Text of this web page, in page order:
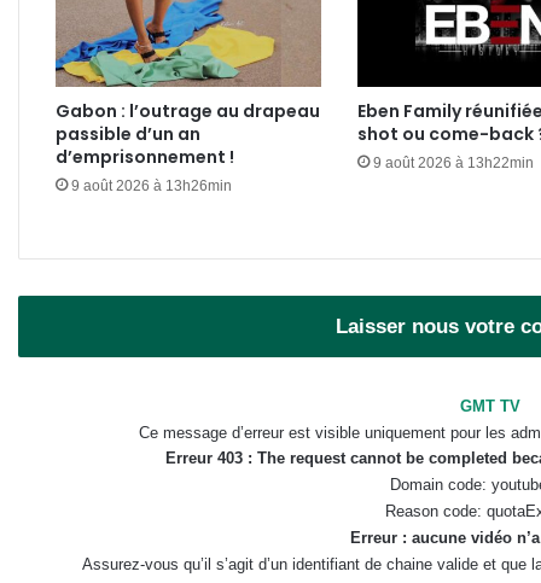
Gabon : l’outrage au drapeau
passible d’un an
d’emprisonnement !
9 août 2026 à 13h26min
Eben Family
shot ou come-back
9 août 2026 à 13h22min
Laisser nous votre
GMT TV
Ce message d’erreur est visible uniquement pour les
Erreur 403 : The request cannot be completed
Domain code:
Reason code:
Erreur : aucune vidéo
Assurez-vous qu’il s’agit d’un identifiant de chaine valide et